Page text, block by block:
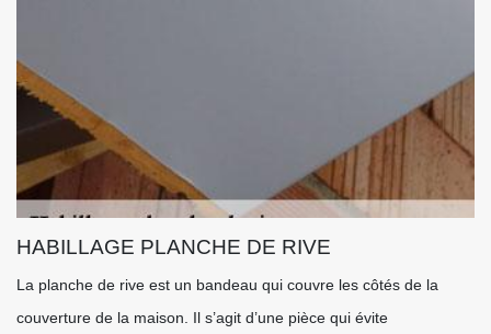
HABILLAGE PLANCHE DE RIVE
La planche de rive est un bandeau qui couvre les côtés de la
couverture de la maison. Il s’agit d’une pièce qui évite